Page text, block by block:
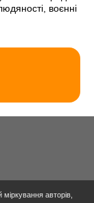
воєнні
авторів,